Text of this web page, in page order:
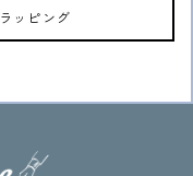
ラッピング